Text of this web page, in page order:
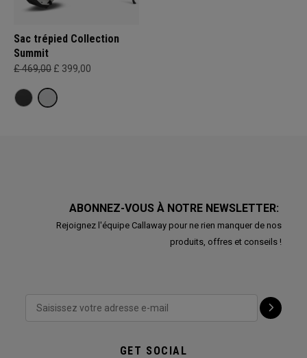
Sac trépied Collection
Summit
£ 469,00 £ 399,00
ABONNEZ-VOUS À NOTRE NEWSLETTER:
Rejoignez l'équipe Callaway pour ne rien manquer de nos
produits, offres et conseils !
GET SOCIAL